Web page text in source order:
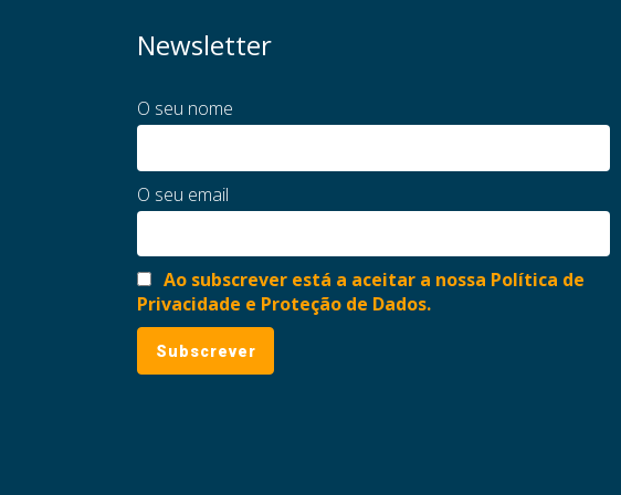
Newsletter
O seu nome
O seu email
Ao subscrever está a aceitar a nossa Política de
Privacidade e Proteção de Dados.